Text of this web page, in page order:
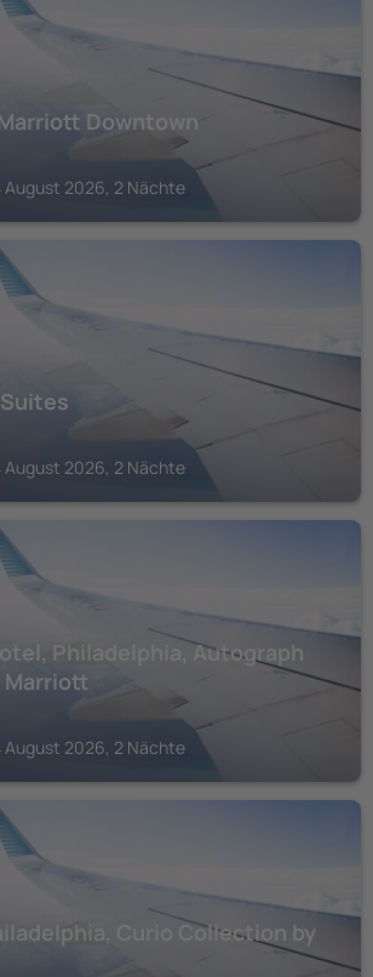
Downtown
August 2026, 2 Nächte
August 2026, 2 Nächte
Philadelphia, Autograph
Marriott
August 2026, 2 Nächte
Curio Collection by